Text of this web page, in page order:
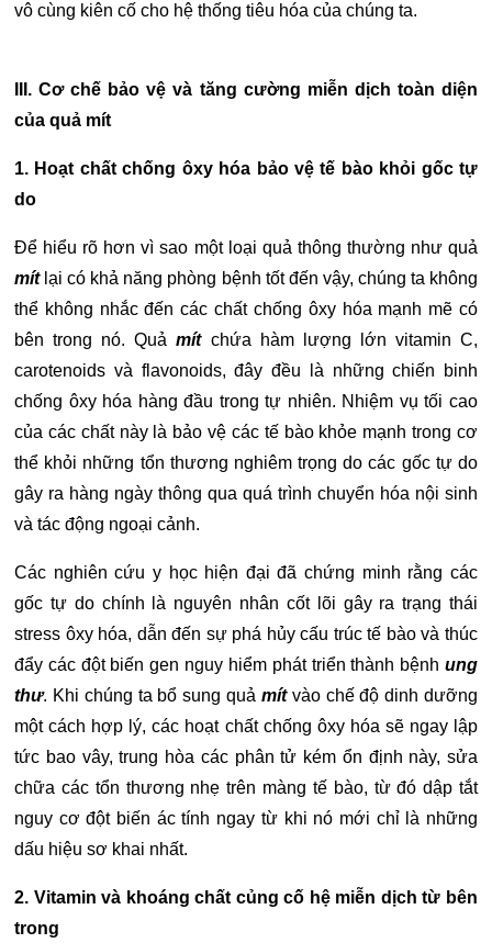
vô cùng kiên cố cho hệ thống tiêu hóa của chúng ta.
III. Cơ chế bảo vệ và tăng cường miễn dịch toàn diện
của quả mít
1. Hoạt chất chống ôxy hóa bảo vệ tế bào khỏi gốc tự
do
Để hiểu rõ hơn vì sao một loại quả thông thường như quả
mítlại có khả năng phòng bệnh tốt đến vậy, chúng ta không
thể không nhắc đến các chất chống ôxy hóa mạnh mẽ có
bên trong nó. Quảmítchứa hàm lượng lớn vitamin C,
carotenoids và flavonoids, đây đều là những chiến binh
chống ôxy hóa hàng đầu trong tự nhiên. Nhiệm vụ tối cao
của các chất này là bảo vệ các tế bào khỏe mạnh trong cơ
thể khỏi những tổn thương nghiêm trọng do các gốc tự do
gây ra hàng ngày thông qua quá trình chuyển hóa nội sinh
và tác động ngoại cảnh.
Các nghiên cứu y học hiện đại đã chứng minh rằng các
gốc tự do chính là nguyên nhân cốt lõi gây ra trạng thái
stress ôxy hóa, dẫn đến sự phá hủy cấu trúc tế bào và thúc
đẩy các đột biến gen nguy hiểm phát triển thành bệnh ung
thư. Khi chúng ta bổ sung quả mítvào chế độ dinh dưỡng
một cách hợp lý, các hoạt chất chống ôxy hóa sẽ ngay lập
tức bao vây, trung hòa các phân tử kém ổn định này, sửa
chữa các tổn thương nhẹ trên màng tế bào, từ đó dập tắt
nguy cơ đột biến ác tính ngay từ khi nó mới chỉ là những
dấu hiệu sơ khai nhất.
2. Vitamin và khoáng chất củng cố hệ miễn dịch từ bên
trong